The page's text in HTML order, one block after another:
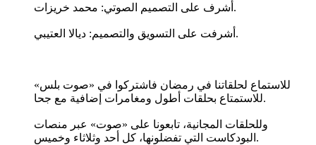
أشرف على التصميم الصوتي: محمد خريزات.
أشرفت على التسويق والتصميم: ديالا العتيبي.
للاستماع لحلقاتنا في رمضان فاشتركوا في «صوت بلس»
للاستمتاع بحلقات أطول ومغامرات إضافية مع جحا.
وللحلقات المجانية، تابعونا على «صوت» عبر منصات
البودكاست التي تفضلونها، كل أحد وثلاثاء وخميس.